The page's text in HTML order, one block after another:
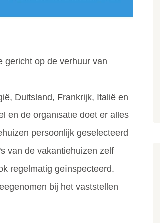
gericht op de verhuur van
Duitsland, Frankrijk, Italië en
en de organisatie doet er alles
persoonlijk geselecteerd
van de vakantiehuizen zelf
regelmatig geïnspecteerd.
bij het vaststellen